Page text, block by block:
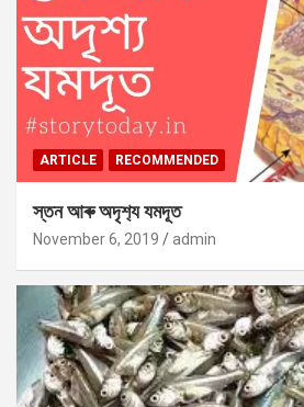
ARTICLE RECOMMENDED
স্তন আৰু অদৃশ‍্য যমদূত
November 6, 2019 admin